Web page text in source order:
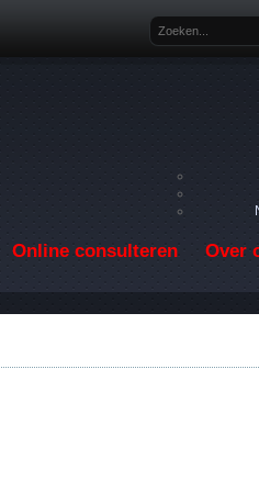
Zoekveld
Online consulteren Over